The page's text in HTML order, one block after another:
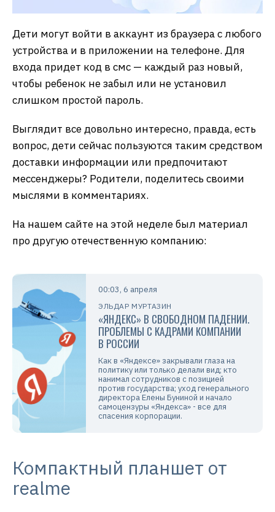
Дети могут войти в аккаунт из браузера с любого
устройства и в приложении на телефоне. Для
входа придет код в смс — каждый раз новый,
чтобы ребенок не забыл или не установил
слишком простой пароль.
Выглядит все довольно интересно, правда, есть
вопрос, дети сейчас пользуются таким средством
доставки информации или предпочитают
мессенджеры? Родители, поделитесь своими
мыслями в комментариях.
На нашем сайте на этой неделе был материал
про другую отечественную компанию:
00:03, 6 апреля
ЭЛЬДАР МУРТАЗИН
«ЯНДЕКС» В СВОБОДНОМ ПАДЕНИИ.
ПРОБЛЕМЫ С КАДРАМИ КОМПАНИИ
В РОССИИ
Как в «Яндексе» закрывали глаза на
политику или только делали вид; кто
нанимал сотрудников с позицией
против государства; уход генерального
директора Елены Буниной и начало
самоцензуры «Яндекса» - все для
спасения корпорации.
Компактный планшет от
realme